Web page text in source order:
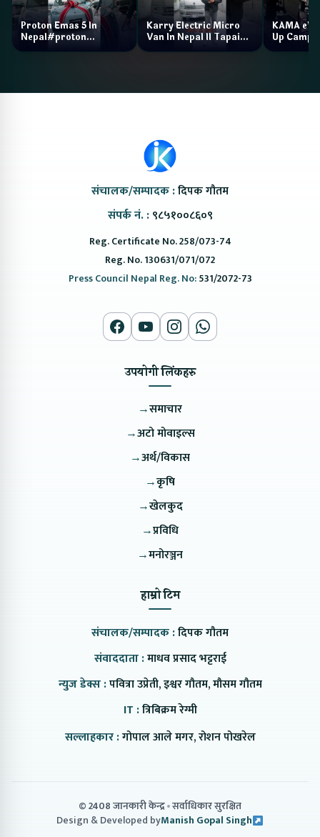
Proton Emas 5 In
Nepal#proton
#protonemas5#protonnepal#evcarnepal
Karry Electric Micro
Van In Nepal II Tapaiko
Bazar II Jankari
KAMA eV
Up Camp
संचालक/सम्पादक :दिपक गौतम
संपर्क नं. : ९८५१००८६०९
Reg. Certificate No. 258/073-74
Reg. No. 130631/071/072
Press Council Nepal Reg. No:531/2072-73
उपयोगी लिंकहरु
→समाचार
→अटो मोवाइल्स
→अर्थ/विकास
→कृषि
→खेलकुद
→प्रविधि
→मनोरञ्जन
हाम्रो टिम
संचालक/सम्पादक :दिपक गौतम
संवाददाता :माधव प्रसाद भट्टराई
न्युज डेक्स :पवित्रा उप्रेती, इश्वर गौतम, मौसम गौतम
IT :त्रिबिक्रम रेग्मी
सल्लाहकार :गोपाल आले मगर, रोशन पोखरेल
© 2408 जानकारी केन्द्र सर्वाधिकार सुरक्षित
Design & Developed byManish Gopal Singh